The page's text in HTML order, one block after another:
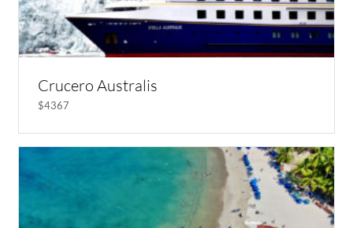
Crucero Australis
$4367